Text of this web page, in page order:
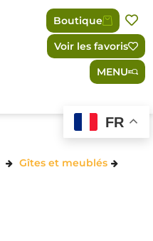
Boutique
Voir les favoris
MENU
FR
Gîtes et meublés